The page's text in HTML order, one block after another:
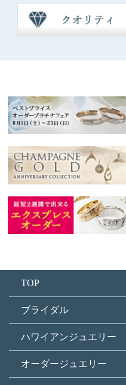
TOP
ブライダル
ハワイアンジュエリー
オーダージュエリー